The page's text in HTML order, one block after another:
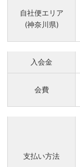
自社便エリア
(神奈川県)
入会金
会費
支払い方法